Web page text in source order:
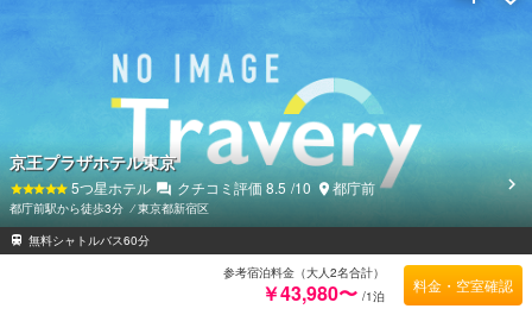
京王プラザホテル東京
5つ星ホテル クチコミ評価8.5 /10 都庁前
都庁前駅から徒歩3分 ⁄東京都新宿区
無料シャトルバス60分
参考宿泊料金（大人2名合計）
￥43,980〜 /1泊
料金・空室確認